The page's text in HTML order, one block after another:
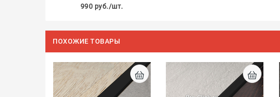
990 руб./шт.
ПОХОЖИЕ ТОВАРЫ